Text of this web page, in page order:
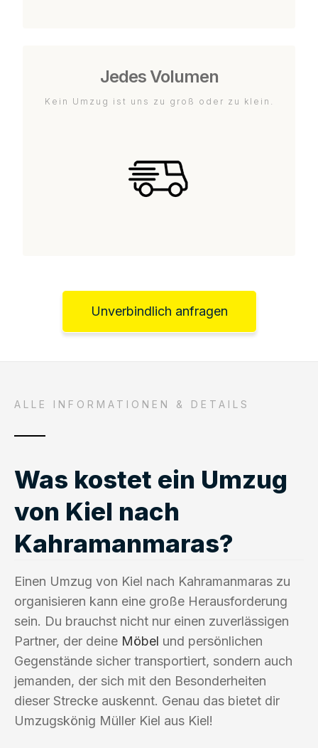
Jedes Volumen
Kein Umzug ist uns zu groß oder zu klein.
Unverbindlich anfragen
ALLE INFORMATIONEN & DETAILS
Was kostet ein Umzug
von Kiel nach
Kahramanmaras?
Einen Umzug von Kiel nach Kahramanmaras zu
organisieren kann eine große Herausforderung
sein. Du brauchst nicht nur einen zuverlässigen
Partner, der deine Möbel und persönlichen
Gegenstände sicher transportiert, sondern auch
jemanden, der sich mit den Besonderheiten
dieser Strecke auskennt. Genau das bietet dir
Umzugskönig Müller Kiel aus Kiel!